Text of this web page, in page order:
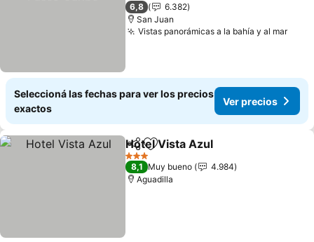
6,8
6.382
San Juan
Vistas panorámicas a la bahía y al mar
Seleccioná las fechas para ver los precios
exactos
Ver precios
CompartirAñadir a favoritos
Hotel Vista Azul
3 Estrellas
8,1 Muy bueno
4.984
Aguadilla